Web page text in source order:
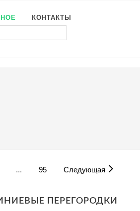
КОНТАКТЫ
... 95 Следующая
ПЕРЕГОРОДКИ